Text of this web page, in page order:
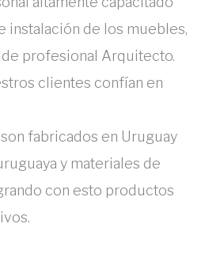
instalación de los muebles,
profesional Arquitecto.
clientes confían en
fabricados en Uruguay
y materiales de
con esto productos